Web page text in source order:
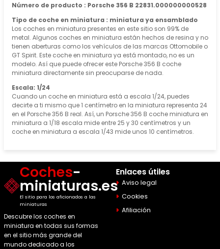
Número de producto : Porsche 356 B 22831.000000000528
Tipo de coche en miniatura : miniatura ya ensamblado
Los coches en miniatura presentes en este sitio son 99% de
metal. Algunos coches en miniatura están hechos de resina y no
tienen aberturas como los vehículos de las marcas Ottomobile o
GT Spirit. Este coche en miniatura ya está montado, no es un
modelo. Así que puede ofrecer este Porsche 356 B coche
miniatura directamente sin preocuparse de nada.
Escala: 1/24
Cuando un coche en miniatura está a escala 1/24, puedes
decirte a ti mismo que 1 centímetro en la miniatura representa 24
en el Porsche 356 B real. Así, un Porsche 356 B coche miniatura en
miniatura a 1/18 escala mide entre 25 y 30 centímetros y un
coche en miniatura a escala 1/43 mide unos 10 centímetros.
Coches-
miniaturas.es
El sitio para los aficionados a las
miniaturas
Descubre los coches en
miniatura en todas sus formas
en el sitio más grande del
mundo dedicado a los
Enlaces útiles
Aviso legal
Cookies
Afiliación